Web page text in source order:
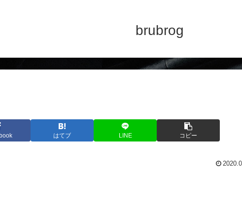
brubrog
はてブ LINE コピー